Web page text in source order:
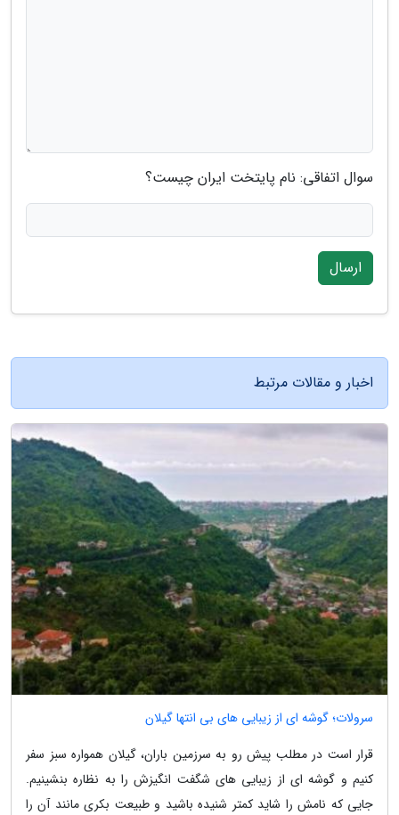
سوال اتفاقی: نام پایتخت ایران چیست؟
ارسال
اخبار و مقالات مرتبط
سرولات؛ گوشه ای از زیبایی های بی انتها گیلان
قرار است در مطلب پیش رو به سرزمین باران، گیلان همواره سبز سفر
کنیم و گوشه ای از زیبایی های شگفت انگیزش را به نظاره بنشینیم.
جایی که نامش را شاید کمتر شنیده باشید و طبیعت بکری مانند آن را